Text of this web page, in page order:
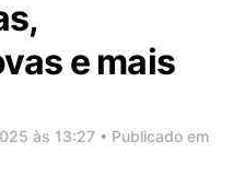
e mais
às 13:27 • Publicado em